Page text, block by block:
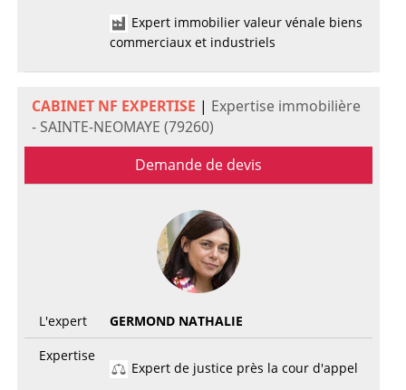
Expert immobilier valeur vénale biens
commerciaux et industriels
CABINET NF EXPERTISE | Expertise immobilière
- SAINTE-NEOMAYE (79260)
Demande de devis
L'expert
GERMOND NATHALIE
Expertise
Expert de justice près la cour d'appel